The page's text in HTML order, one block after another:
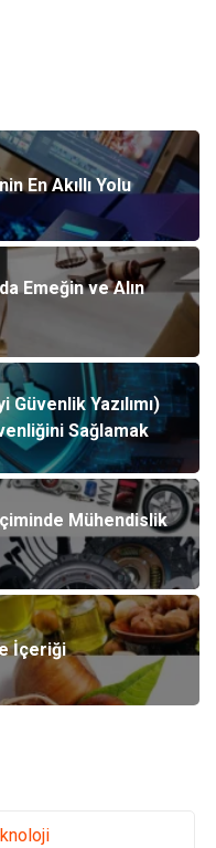
En Akıllı Yolu
Emeğin ve Alın
Yazılımı)
Sağlamak
Mühendislik
İçeriği